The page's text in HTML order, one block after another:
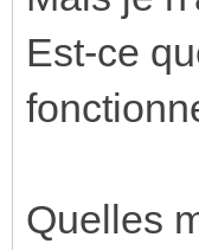
Est-ce
Quelles